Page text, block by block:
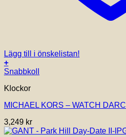
Lägg till i önskelistan!
+
Snabbkoll
Klockor
MICHAEL KORS – WATCH DARCI
3,249 kr